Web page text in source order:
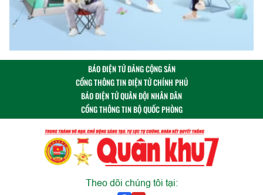
BÁO ĐIỆN TỬ ĐẢNG CỘNG SẢN
CỔNG THÔNG TIN ĐIỆN TỬ CHÍNH PHỦ
BÁO ĐIỆN TỬ QUÂN ĐỘI NHÂN DÂN
CỔNG THÔNG TIN BỘ QUỐC PHÒNG
Theo dõi chúng tôi tại: